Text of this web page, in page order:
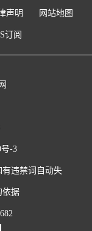
声明 网站地图
订阅
号-3
违禁词自动失
依据